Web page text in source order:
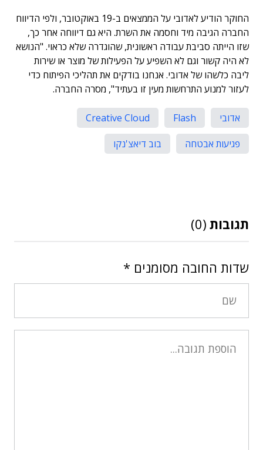
החוקר הודיע לאדובי על הממצאים ב-19 באוקטובר, ולפי הדיווח
החברה הגיבה מיד וחסמה את השרת. היא גם דיווחה אחר כך,
שזו הייתה סביבת עבודה ראשונית, שהוגדרה שלא כראוי. "הנושא
לא היה קשור וגם לא השפיע על הפעילות של מוצר או שירות
ליבה כלשהו של אדובי. אנחנו בודקים את תהליכי הפיתוח כדי
לעזור למנוע התרחשות מעין זו בעתיד", מסרה החברה.
אדובי Flash
Creative Cloud
פגיעות אבטחה
בוב דיאצ'נקו
תגובות (0)
שדות החובה מסומנים *